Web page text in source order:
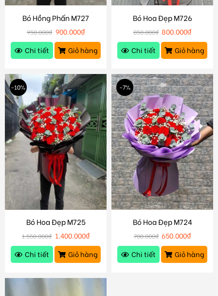
Bó Hồng Phấn M727
950.000₫ 900.000₫
Chi tiết
Giỏ hàng
Bó Hoa Đẹp M726
850.000₫ 800.000₫
Chi tiết
Giỏ hàng
-10%
Bó Hoa Đẹp M725
1.550.000₫ 1.400.000₫
Chi tiết
Giỏ hàng
-7%
Bó Hoa Đẹp M724
700.000₫ 650.000₫
Chi tiết
Giỏ hàng